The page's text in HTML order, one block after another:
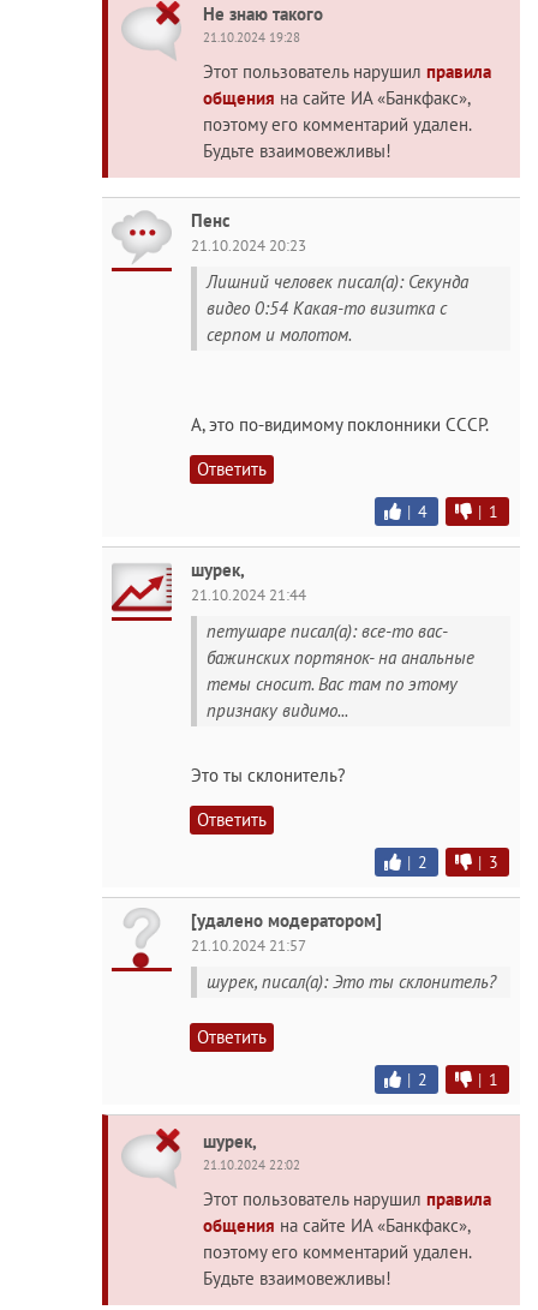
Не знаю такого
21.10.2024 19:28
Этот пользователь нарушил правила
общения на сайте ИА «Банкфакс»,
поэтому его комментарий удален.
Будьте взаимовежливы!
Пенс
21.10.2024 20:23
Лишний человек писал(а): Секунда
видео 0:54 Какая-то визитка с
серпом и молотом.
А, это по-видимому поклонники СССР.
Ответить
| 4 | 1
шурек,
21.10.2024 21:44
петушаре писал(а): все-то вас-
бажинских портянок- на aнальные
темы сносит. Вас там по этому
признаку видимо...
Это ты склонитель?
Ответить
| 2 | 3
[удалено модератором]
21.10.2024 21:57
шурек, писал(а): Это ты склонитель?
Ответить
| 2 | 1
шурек,
21.10.2024 22:02
Этот пользователь нарушил правила
общения на сайте ИА «Банкфакс»,
поэтому его комментарий удален.
Будьте взаимовежливы!